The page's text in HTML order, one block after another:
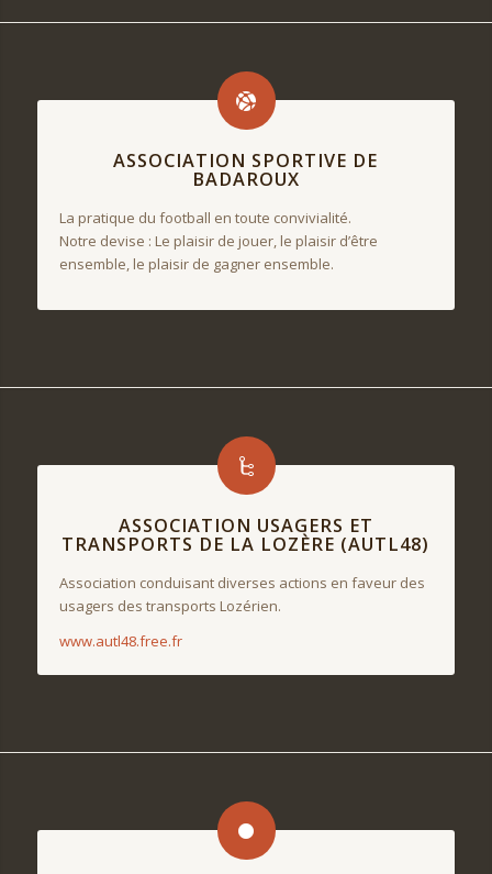
ASSOCIATION SPORTIVE DE
BADAROUX
La pratique du football en toute convivialité.
Notre devise : Le plaisir de jouer, le plaisir d’être
ensemble, le plaisir de gagner ensemble.
ASSOCIATION USAGERS ET
TRANSPORTS DE LA LOZÈRE (AUTL48)
Association conduisant diverses actions en faveur des
usagers des transports Lozérien.
www.autl48.free.fr